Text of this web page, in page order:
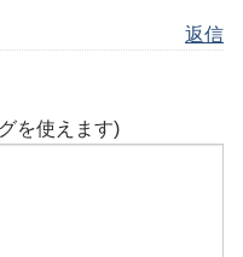
返信
を使えます)